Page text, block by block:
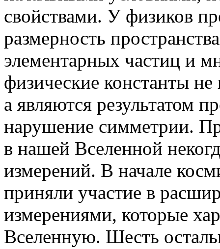
свойствами. У физиков
размерность
элементарных частиц и
физические константы
а являются результатом
нарушение симметрии.
в нашей Вселенной
измерений. В начале
приняли участие в
измерениями, которые
Вселенную. Шесть